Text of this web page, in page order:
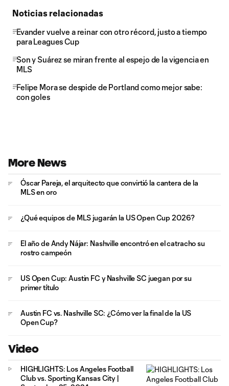
Noticias relacionadas
Evander vuelve a reinar con otro récord, justo a tiempo
para Leagues Cup
Son y Suárez se miran frente al espejo de la vigencia en
MLS
Felipe Mora se despide de Portland como mejor sabe:
con goles
More News
Óscar Pareja, el arquitecto que convirtió la cantera de la
MLS en oro
¿Qué equipos de MLS jugarán la US Open Cup 2026?
El año de Andy Nájar: Nashville encontró en el catracho su
rostro campeón
US Open Cup: Austin FC y Nashville SC juegan por su
primer título
Austin FC vs. Nashville SC: ¿Cómo ver la final de la US
Open Cup?
Video
HIGHLIGHTS: Los Angeles Football
Club vs. Sporting Kansas City |